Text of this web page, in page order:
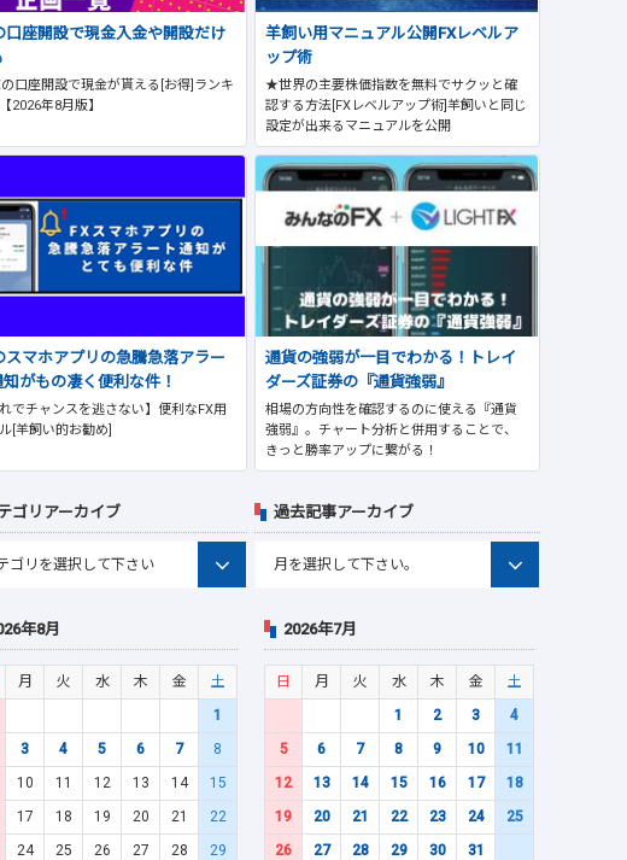
口座開設で現金入金や開設だけ
口座開設で現金が貰える[お得]ランキ
2026年8月版】
羊飼い用マニュアル公開FXレベルア
ップ術
★世界の主要株価指数を無料でサクッと確
認する方法[FXレベルアップ術]羊飼いと同じ
設定が出来るマニュアルを公開
スマホアプリの急騰急落アラー
知がもの凄く便利な件！
れでチャンスを逃さない】便利なFX用
[羊飼い的お勧め]
通貨の強弱が一目でわかる！トレイ
ダーズ証券の『通貨強弱』
相場の方向性を確認するのに使える『通貨
強弱』。チャート分析と併用することで、
きっと勝率アップに繋がる！
ゴリアーカイブ 過去記事アーカイブ
年8月
月 火 水 木 金
土
1
3 4 5 6 7
8
10 11 12 13 14
15
17 18 19 20 21
22
24 25 26 27 28
29
2026年7月
日 月 火 水 木 金
土
1
2 3
4
5
6 7 8 9 10
11
12
13 14 15 16 17
18
19
20 21 22 23 24
25
26
27 28 29 30 31